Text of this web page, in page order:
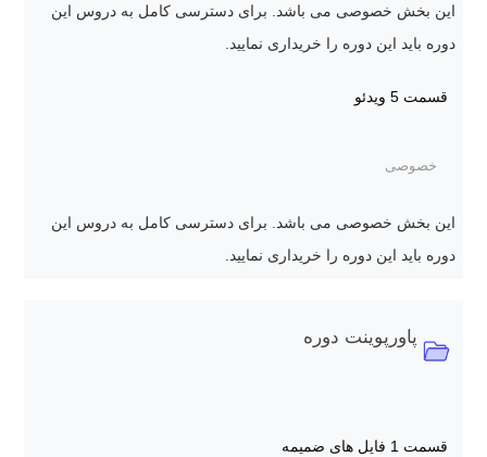
این بخش خصوصی می باشد. برای دسترسی کامل به دروس این
دوره باید این دوره را خریداری نمایید.
قسمت 5 ویدئو
خصوصی
این بخش خصوصی می باشد. برای دسترسی کامل به دروس این
دوره باید این دوره را خریداری نمایید.
پاورپوینت دوره
قسمت 1 فایل های ضمیمه